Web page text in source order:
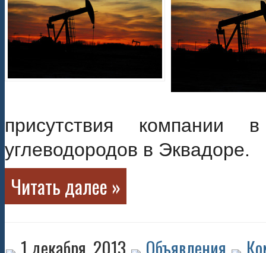
присутствия
углеводородов в Эквадоре.
Читать далее »
1 декабря, 2013 Объявления